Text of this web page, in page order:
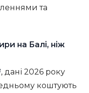
та
на Балі, ніж
, дані 2026 року
коштують